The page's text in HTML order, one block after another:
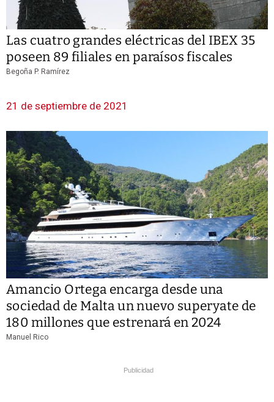
Las cuatro grandes eléctricas del IBEX 35
poseen 89 filiales en paraísos fiscales
Begoña P. Ramírez
21 de septiembre de 2021
Amancio Ortega encarga desde una
sociedad de Malta un nuevo superyate de
180 millones que estrenará en 2024
Manuel Rico
Publicidad